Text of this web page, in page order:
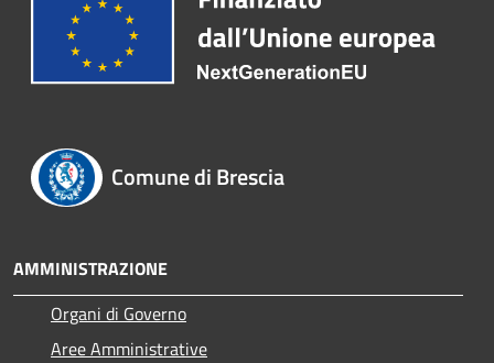
Comune di Brescia
AMMINISTRAZIONE
Organi di Governo
Aree Amministrative